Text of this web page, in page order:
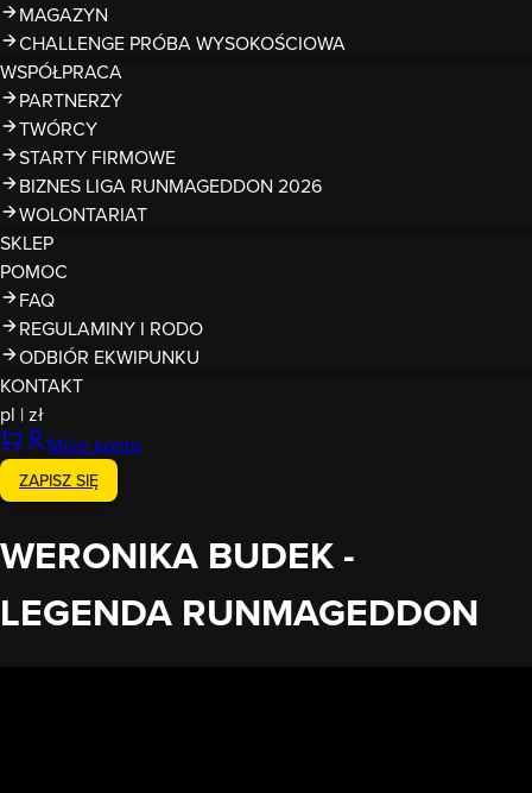
MAGAZYN
CHALLENGE PRÓBA WYSOKOŚCIOWA
WSPÓŁPRACA
PARTNERZY
TWÓRCY
STARTY FIRMOWE
BIZNES LIGA RUNMAGEDDON 2026
WOLONTARIAT
SKLEP
POMOC
FAQ
REGULAMINY I RODO
ODBIÓR EKWIPUNKU
KONTAKT
pl |zł
Moje konto
ZAPISZ SIĘ
WERONIKA BUDEK -
LEGENDA RUNMAGEDDON